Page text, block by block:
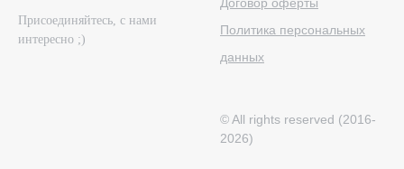
Присоединяйтесь, с нами
интересно ;)
Политика персональных
данных
© All rights reserved (2016-
2026)